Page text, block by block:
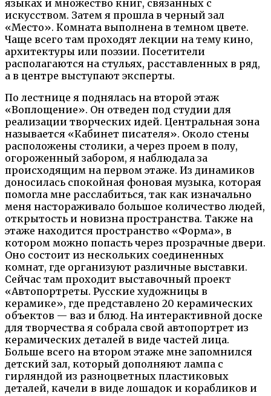
языках и множество книг, связанных с
искусством. Затем я прошла в черный зал
«Место». Комната выполнена в темном цвете.
Чаще всего там проходят лекции на тему кино,
архитектуры или поэзии. Посетители
располагаются на стульях, расставленных в ряд,
а в центре выступают эксперты.
По лестнице я поднялась на второй этаж
«Воплощение». Он отведен под студии для
реализации творческих идей. Центральная зона
называется «Кабинет писателя». Около стены
расположены столики, а через проем в полу,
огороженный забором, я наблюдала за
происходящим на первом этаже. Из динамиков
доносилась спокойная фоновая музыка, которая
помогла мне расслабиться, так как изначально
меня настораживало большое количество людей,
открытость и новизна пространства. Также на
этаже находится пространство «Форма», в
котором можно попасть через прозрачные двери.
Оно состоит из нескольких соединенных
комнат, где организуют различные выставки.
Сейчас там проходит выставочный проект
«Автопортреты. Русские художницы в
керамике», где представлено 20 керамических
объектов — ваз и блюд. На интерактивной доске
для творчества я собрала свой автопортрет из
керамических деталей в виде частей лица.
Больше всего на втором этаже мне запомнился
детский зал, который дополняют лампа с
гирляндой из разноцветных пластиковых
деталей, качели в виде лошадок и корабликов и